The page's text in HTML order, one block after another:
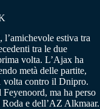
estiva tra
tra le due
volta. L’Ajax ha
metà delle partite,
volta contro il Dnipro.
ma ha perso
e dell’AZ Alkmaar.